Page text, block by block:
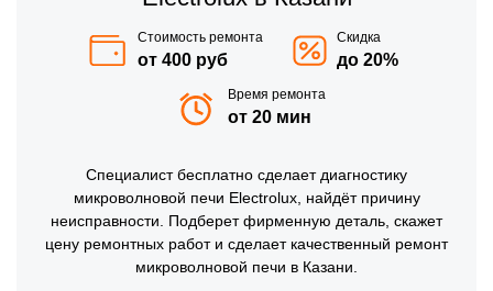
Стоимость ремонта
от 400 руб
Скидка
до 20%
Время ремонта
от 20 мин
Специалист бесплатно сделает диагностику
микроволновой печи Electrolux, найдёт причину
неисправности. Подберет фирменную деталь, скажет
цену ремонтных работ и сделает качественный ремонт
микроволновой печи в Казани.